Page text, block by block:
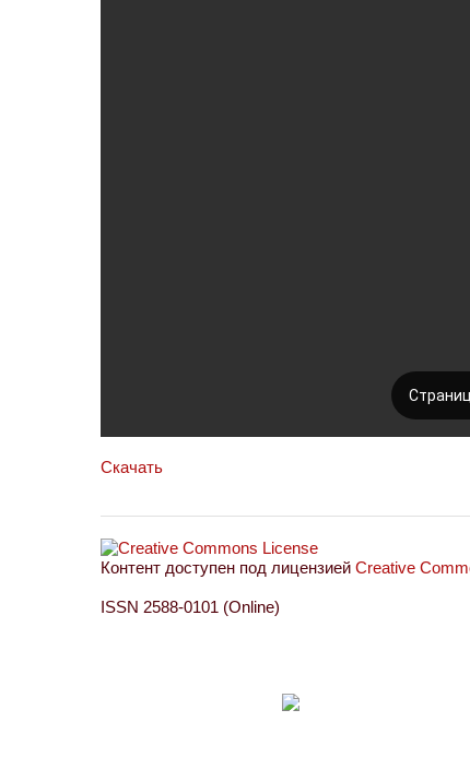
Скачать
Контент доступен под лицензией Creative
ISSN 2588-0101 (Online)